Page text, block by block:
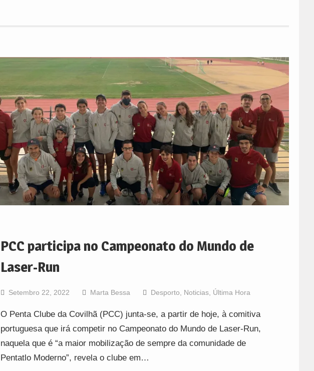
PCC participa no Campeonato do Mundo de
Laser-Run
Setembro 22, 2022 Marta Bessa Desporto, Noticias, Última Hora
O Penta Clube da Covilhã (PCC) junta-se, a partir de hoje, à comitiva
portuguesa que irá competir no Campeonato do Mundo de Laser-Run,
naquela que é “a maior mobilização de sempre da comunidade de
Pentatlo Moderno”, revela o clube em…